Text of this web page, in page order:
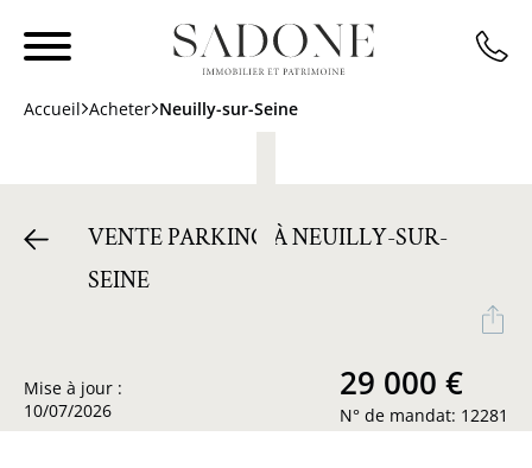
Accueil Acheter Neuilly-sur-Seine
VENTE PARKING À NEUILLY-SUR-
SEINE
Mise à jour :
10/07/2026
29 000 €
N° de mandat: 12281